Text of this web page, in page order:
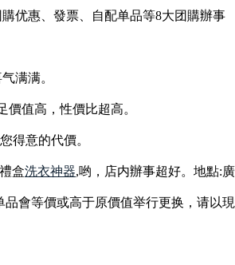
优惠、發票、自配单品等8大团購辦事
满满。
價值高，性價比超高。
得意的代價。
盒洗衣神器,哟，店内辦事超好。地點:
會等價或高于原價值举行更换，请以現